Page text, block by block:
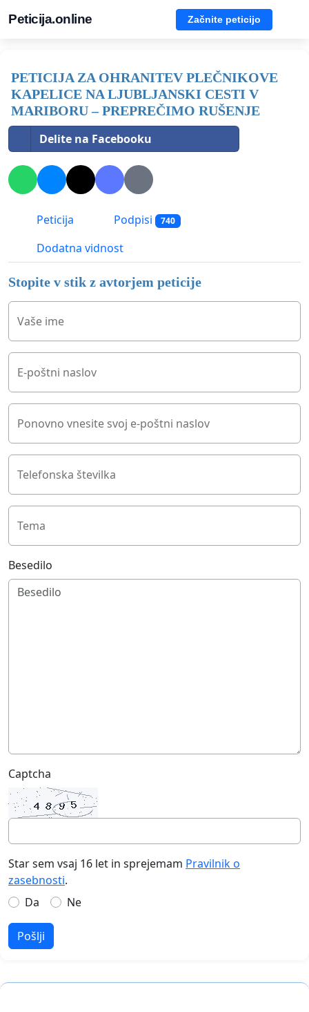
Peticija.online Začnite peticijo
PETICIJA ZA OHRANITEV PLEČNIKOVE
KAPELICE NA LJUBLJANSKI CESTI V
MARIBORU – PREPREČIMO RUŠENJE
Delite na Facebooku
Peticija Podpisi 740
Dodatna vidnost
Stopite v stik z avtorjem peticije
Vaše ime
E-poštni naslov
Ponovno vnesite svoj e-poštni naslov
Telefonska številka
Tema
Besedilo
Captcha
Star sem vsaj 16 let in sprejemam Pravilnik o
zasebnosti.
Da
Ne
Pošlji